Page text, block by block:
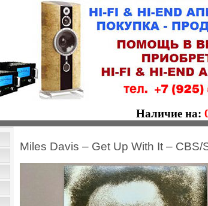
Наличие на:
Miles Davis – Get Up With It –